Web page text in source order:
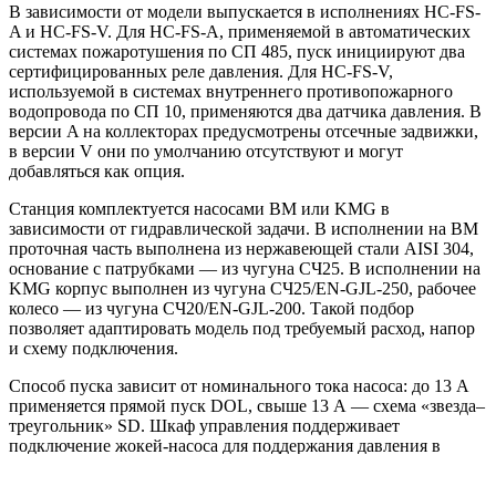
В зависимости от модели выпускается в исполнениях HC-FS-
A и HC-FS-V. Для HC-FS-A, применяемой в автоматических
системах пожаротушения по СП 485, пуск инициируют два
сертифицированных реле давления. Для HC-FS-V,
используемой в системах внутреннего противопожарного
водопровода по СП 10, применяются два датчика давления. В
версии A на коллекторах предусмотрены отсечные задвижки,
в версии V они по умолчанию отсутствуют и могут
добавляться как опция.
Станция комплектуется насосами BM или KMG в
зависимости от гидравлической задачи. В исполнении на BM
проточная часть выполнена из нержавеющей стали AISI 304,
основание с патрубками — из чугуна СЧ25. В исполнении на
KMG корпус выполнен из чугуна СЧ25/EN-GJL-250, рабочее
колесо — из чугуна СЧ20/EN-GJL-200. Такой подбор
позволяет адаптировать модель под требуемый расход, напор
и схему подключения.
Способ пуска зависит от номинального тока насоса: до 13 А
применяется прямой пуск DOL, свыше 13 А — схема «звезда–
треугольник» SD. Шкаф управления поддерживает
подключение жокей-насоса для поддержания давления в